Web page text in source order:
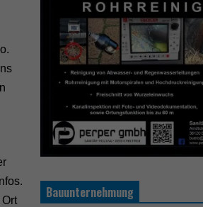
Bauunternehmung